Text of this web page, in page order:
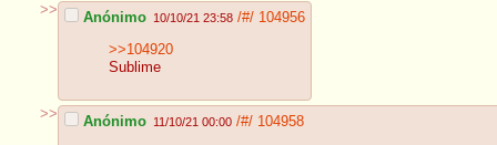
>> Anónimo 10/10/21 23:58 /#/ 104956
>>104920
Sublime
>> Anónimo 11/10/21 00:00 /#/ 104958